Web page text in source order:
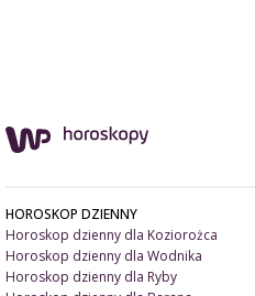
HOROSKOP DZIENNY
Horoskop dzienny dla Koziorożca
Horoskop dzienny dla Wodnika
Horoskop dzienny dla Ryby